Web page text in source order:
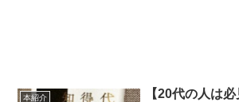
本紹介
【20代の人は